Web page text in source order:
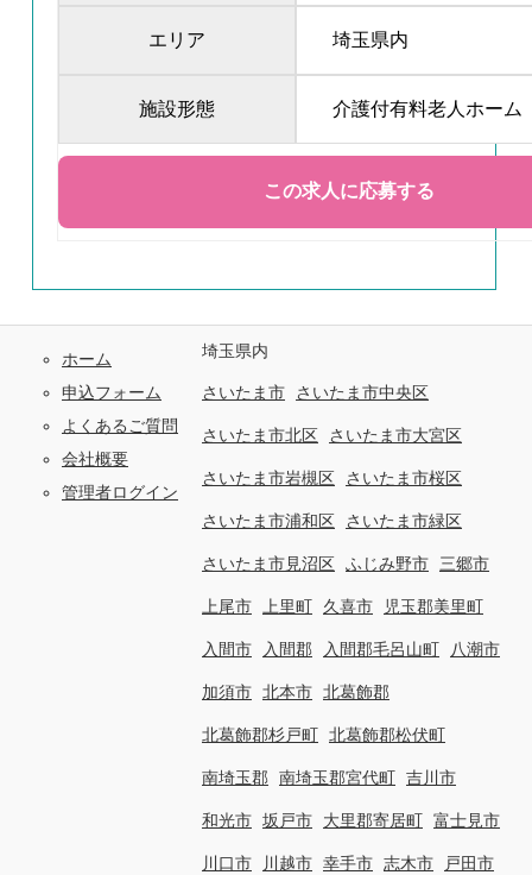
エリア 埼玉県内
施設形態 介護付有料老人ホーム
ホーム
申込フォーム
よくあるご質問
会社概要
管理者ログイン
埼玉県内
さいたま市 さいたま市中央区
さいたま市北区 さいたま市大宮区
さいたま市岩槻区 さいたま市桜区
さいたま市浦和区 さいたま市緑区
さいたま市見沼区 ふじみ野市 三郷市
上尾市 上里町 久喜市 児玉郡美里町
入間市 入間郡 入間郡毛呂山町 八潮市
加須市 北本市 北葛飾郡
北葛飾郡杉戸町 北葛飾郡松伏町
南埼玉郡 南埼玉郡宮代町 吉川市
和光市 坂戸市 大里郡寄居町 富士見市
川口市 川越市 幸手市 志木市 戸田市